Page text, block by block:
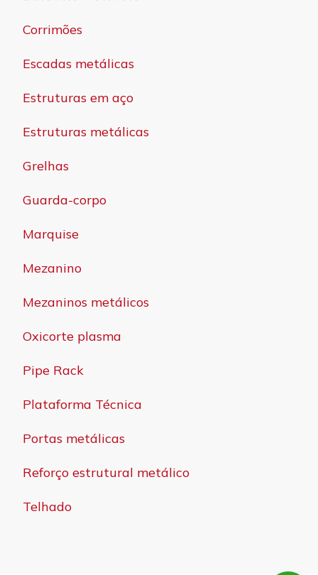
Corrimões
Escadas metálicas
Estruturas em aço
Estruturas metálicas
Grelhas
Guarda-corpo
Marquise
Mezanino
Mezaninos metálicos
Oxicorte plasma
Pipe Rack
Plataforma Técnica
Portas metálicas
Reforço estrutural metálico
Telhado